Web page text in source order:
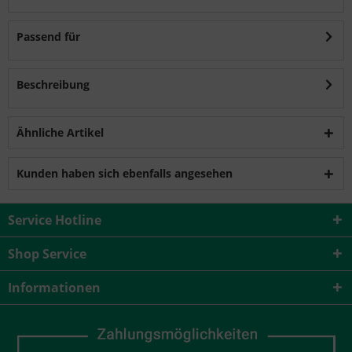
Passend für
Beschreibung
Ähnliche Artikel
Kunden haben sich ebenfalls angesehen
Service Hotline
Shop Service
Informationen